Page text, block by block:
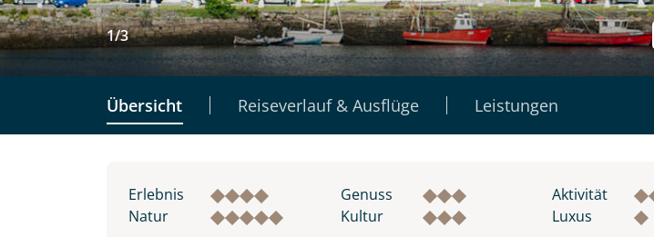
1/3
Übersicht Reiseverlauf & Ausflüge Leistungen
Erlebnis Genuss
Aktivität
Natur
Kultur Luxus